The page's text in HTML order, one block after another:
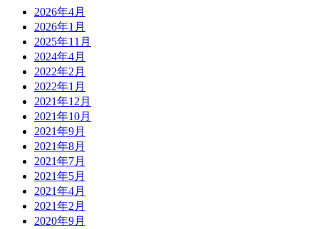
2026年4月
2026年1月
2025年11月
2024年4月
2022年2月
2022年1月
2021年12月
2021年10月
2021年9月
2021年8月
2021年7月
2021年5月
2021年4月
2021年2月
2020年9月